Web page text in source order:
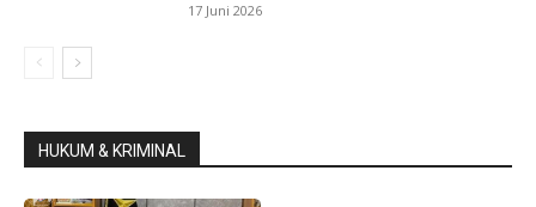
17 Juni 2026
HUKUM & KRIMINAL